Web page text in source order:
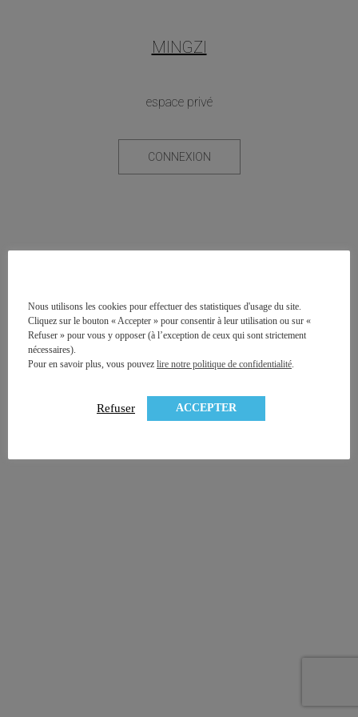
MINGZI
espace privé
CONNEXION
Nous utilisons les cookies pour effectuer des statistiques d'usage du site.
Cliquez sur le bouton « Accepter » pour consentir à leur utilisation ou sur «
Refuser » pour vous y opposer (à l’exception de ceux qui sont strictement
nécessaires).
Pour en savoir plus, vous pouvez lire notre politique de confidentialité
Refuser ACCEPTER